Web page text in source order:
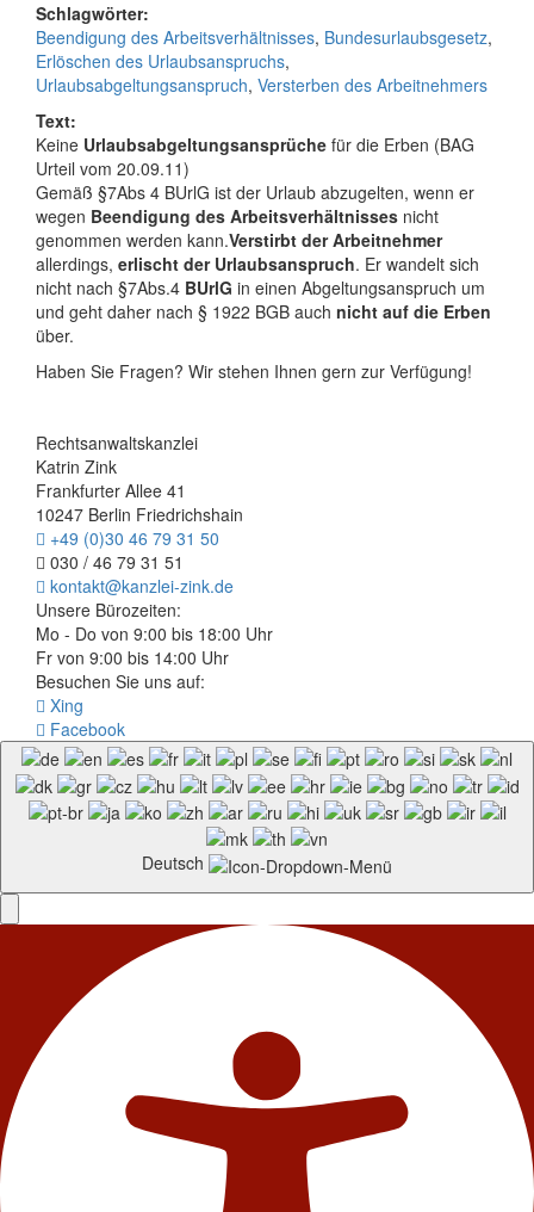
Schlagwörter:
Beendigung des Arbeitsverhältnisses, Bundesurlaubsgesetz,
Erlöschen des Urlaubsanspruchs,
Urlaubsabgeltungsanspruch, Versterben des Arbeitnehmers
Text:
Keine Urlaubsabgeltungsansprüche für die Erben (BAG
Urteil vom 20.09.11)
Gemäß §7Abs 4 BUrlG ist der Urlaub abzugelten, wenn er
wegen Beendigung des Arbeitsverhältnisses nicht
genommen werden kann.Verstirbt der Arbeitnehmer
allerdings, erlischt der Urlaubsanspruch. Er wandelt sich
nicht nach §7Abs.4 BUrlG in einen Abgeltungsanspruch um
und geht daher nach § 1922 BGB auch nicht auf die Erben
über.
Haben Sie Fragen? Wir stehen Ihnen gern zur Verfügung!
Rechtsanwaltskanzlei
Katrin Zink
Frankfurter Allee 41
10247 Berlin Friedrichshain
+49 (0)30 46 79 31 50
030 / 46 79 31 51
kontakt@kanzlei-zink.de
Unsere Bürozeiten:
Mo - Do von 9:00 bis 18:00 Uhr
Fr von 9:00 bis 14:00 Uhr
Besuchen Sie uns auf:
Xing
Facebook
Deutsch